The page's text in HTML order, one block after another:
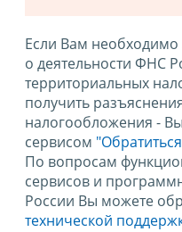
Если Вам необходимо
о деятельности ФНС
территориальных
получить
налогообложения -
сервисом
По вопросам
сервисов и
России Вы можете
технической